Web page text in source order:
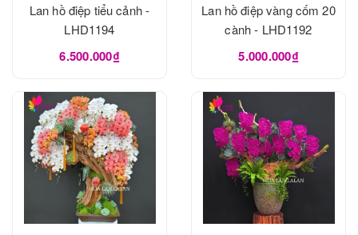
Lan hồ điệp tiểu cảnh -
LHD1194
6.500.000₫
Lan hồ điệp vàng cốm 20
cành - LHD1192
5.000.000₫